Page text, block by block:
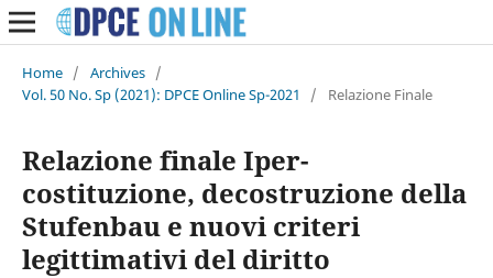
Home / Archives /
Vol. 50 No. Sp (2021): DPCE Online Sp-2021
/ Relazione Finale
Relazione finale Iper-
costituzione, decostruzione della
Stufenbau e nuovi criteri
legittimativi del diritto